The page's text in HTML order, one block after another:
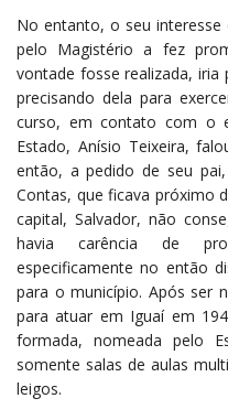
No entanto, o seu
pelo Magistério a fez
vontade fosse realizada, iria
precisando dela para
curso, em contato com o
Estado, Anísio Teixeira,
então, a pedido de seu
Contas, que ficava próximo
capital, Salvador, não
havia carência de
especificamente no então
para o município. Após ser
para atuar em Iguaí em
formada, nomeada pelo
somente salas de aulas
leigos.